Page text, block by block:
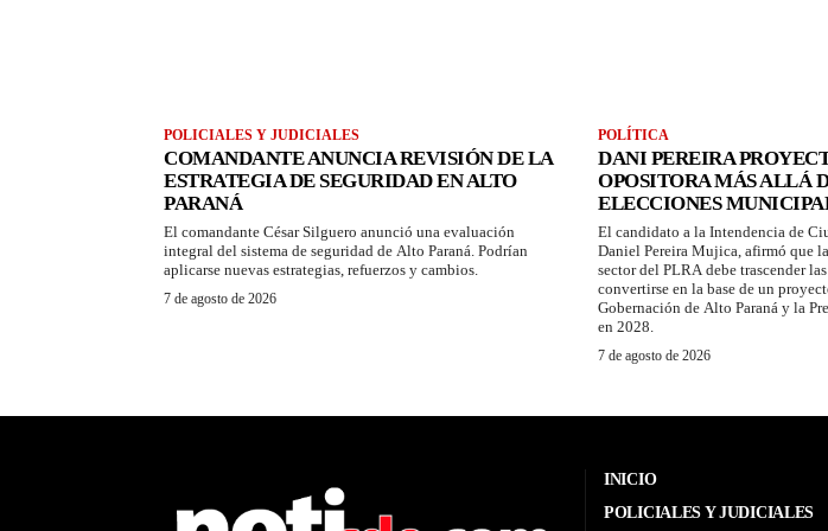
POLICIALES Y JUDICIALES
COMANDANTE ANUNCIA REVISIÓN DE LA
ESTRATEGIA DE SEGURIDAD EN ALTO
PARANÁ
El comandante César Silguero anunció una evaluación
integral del sistema de seguridad de Alto Paraná. Podrían
aplicarse nuevas estrategias, refuerzos y cambios.
7 de agosto de 2026
POLÍTICA
DANI PEREIRA
OPOSITORA MÁS ALLÁ
ELECCIONES
El candidato a la Intendencia de
Daniel Pereira Mujica, afirmó que
sector del PLRA debe trascender
convertirse en la base de un
Gobernación de Alto Paraná y la
en 2028.
7 de agosto de 2026
INICIO
POLICIALES Y JUDICIALES